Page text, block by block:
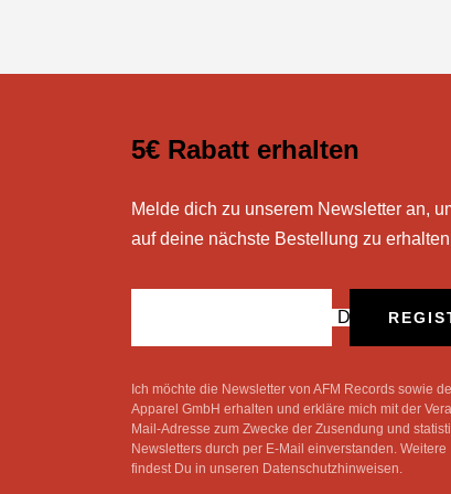
5€ Rabatt erhalten
Melde dich zu unserem Newsletter an,
auf deine nächste Bestellung zu
Deine E-Mail
Ich möchte die Newsletter von AFM Records sowie
Apparel GmbH erhalten und erkläre mich mit der
Mail-Adresse zum Zwecke der Zusendung und
Newsletters durch per E-Mail einverstanden. Weitere
findest Du in unseren Datenschutzhinweisen.